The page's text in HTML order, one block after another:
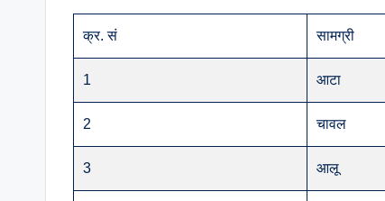
क्र. सं सामग्री
1 आटा
2 चावल
3 आलू